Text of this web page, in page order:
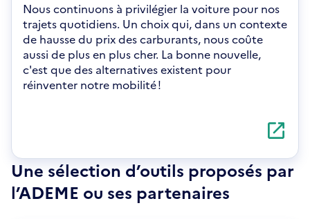
Nous continuons à privilégier la voiture pour nos
trajets quotidiens. Un choix qui, dans un contexte
de hausse du prix des carburants, nous coûte
aussi de plus en plus cher. La bonne nouvelle,
c'est que des alternatives existent pour
réinventer notre mobilité !
nouvelle
fenêtre
Une sélection d’outils proposés par
l’ADEME ou ses partenaires